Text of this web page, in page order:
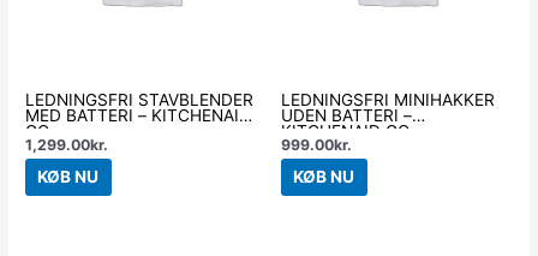
LEDNINGSFRI STAVBLENDER
MED BATTERI – KITCHENAID
GO
1,299.00kr.
KØB NU
LEDNINGSFRI MINIHAKKER
UDEN BATTERI –
KITCHENAID GO
999.00kr.
KØB NU